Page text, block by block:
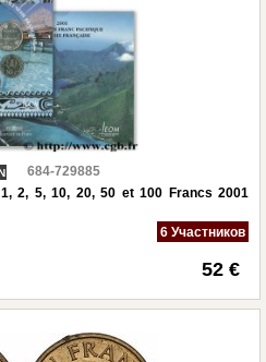
684-729885
1, 2, 5, 10, 20, 50 et 100 Francs 2001
6 Участников
52 €